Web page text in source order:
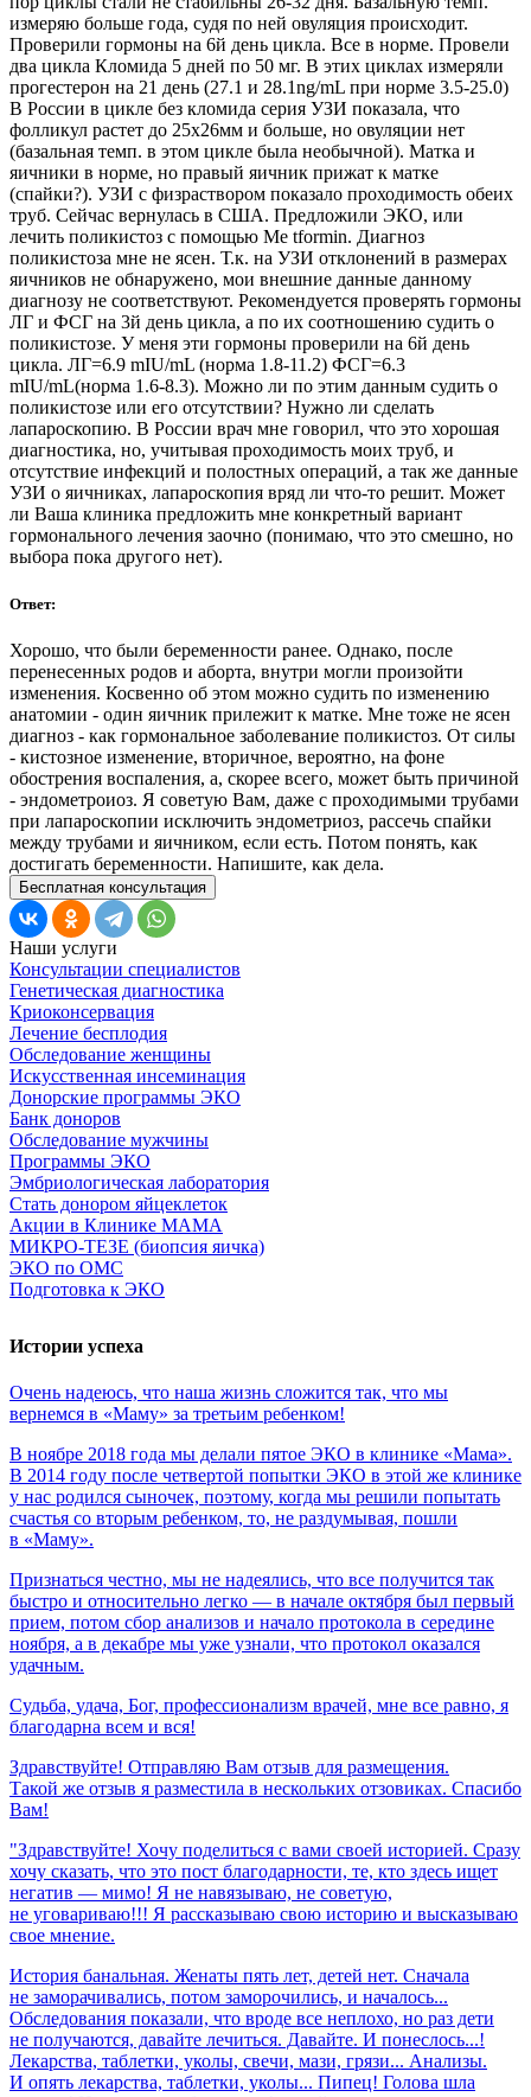
измеряю больше года, судя по ней овуляция происходит.
Проверили гормоны на 6й день цикла. Все в норме. Провели
два цикла Кломида 5 дней по 50 мг. В этих циклах измеряли
прогестерон на 21 день (27.1 и 28.1ng/mL при норме 3.5-25.0)
В России в цикле без кломида серия УЗИ показала, что
фолликул растет до 25х26мм и больше, но овуляции нет
(базальная темп. в этом цикле была необычной). Матка и
яичники в норме, но правый яичник прижат к матке
(спайки?). УЗИ с физраствором показало проходимость обеих
труб. Сейчас вернулась в США. Предложили ЭКО, или
лечить поликистоз с помощью Me tformin. Диагноз
поликистоза мне не ясен. Т.к. на УЗИ отклонений в размерах
яичников не обнаружено, мои внешние данные данному
диагнозу не соответствуют. Рекомендуется проверять гормоны
ЛГ и ФСГ на 3й день цикла, а по их соотношению судить о
поликистозе. У меня эти гормоны проверили на 6й день
цикла. ЛГ=6.9 mIU/mL (норма 1.8-11.2) ФСГ=6.3
mIU/mL(норма 1.6-8.3). Можно ли по этим данным судить о
поликистозе или его отсутствии? Нужно ли сделать
лапароскопию. В России врач мне говорил, что это хорошая
диагностика, но, учитывая проходимость моих труб, и
отсутствие инфекций и полостных операций, а так же данные
УЗИ о яичниках, лапароскопия вряд ли что-то решит. Может
ли Ваша клиника предложить мне конкретный вариант
гормонального лечения заочно (понимаю, что это смешно, но
выбора пока другого нет).
Ответ:
Хорошо, что были беременности ранее. Однако, после
перенесенных родов и аборта, внутри могли произойти
изменения. Косвенно об этом можно судить по изменению
анатомии - один яичник прилежит к матке. Мне тоже не ясен
диагноз - как гормональное заболевание поликистоз. От силы
- кистозное изменение, вторичное, вероятно, на фоне
обострения воспаления, а, скорее всего, может быть причиной
- эндометроиоз. Я советую Вам, даже с проходимыми трубами
при лапароскопии исключить эндометриоз, рассечь спайки
между трубами и яичником, если есть. Потом понять, как
достигать беременности. Напишите, как дела.
Бесплатная консультация
Наши услуги
Консультации специалистов
Генетическая диагностика
Криоконсервация
Лечение бесплодия
Обследование женщины
Искусственная инсеминация
Донорские программы ЭКО
Банк доноров
Обследование мужчины
Программы ЭКО
Эмбриологическая лаборатория
Стать донором яйцеклеток
Акции в Клинике МАМА
МИКРО-ТЕЗЕ (биопсия яичка)
ЭКО по ОМС
Подготовка к ЭКО
Истории успеха
Очень надеюсь, что наша жизнь сложится так, что мы
вернемся в «Маму» за третьим ребенком!
В ноябре 2018 года мы делали пятое ЭКО в клинике «Мама».
В 2014 году после четвертой попытки ЭКО в этой же клинике
у нас родился сыночек, поэтому, когда мы решили попытать
счастья со вторым ребенком, то, не раздумывая, пошли
в «Маму».
Признаться честно, мы не надеялись, что все получится так
быстро и относительно легко — в начале октября был первый
прием, потом сбор анализов и начало протокола в середине
ноября, а в декабре мы уже узнали, что протокол оказался
удачным.
Судьба, удача, Бог, профессионализм врачей, мне все равно, я
благодарна всем и вся!
Здравствуйте! Отправляю Вам отзыв для размещения.
Такой же отзыв я разместила в нескольких отзовиках. Спасибо
Вам!
"Здравствуйте! Хочу поделиться с вами своей историей. Сразу
хочу сказать, что это пост благодарности, те, кто здесь ищет
негатив — мимо! Я не навязываю, не советую,
не уговариваю!!! Я рассказываю свою историю и высказываю
свое мнение.
История банальная. Женаты пять лет, детей нет. Сначала
не заморачивались, потом заморочились, и началось...
Обследования показали, что вроде все неплохо, но раз дети
не получаются, давайте лечиться. Давайте. И понеслось...!
Лекарства, таблетки, уколы, свечи, мази, грязи... Анализы.
И опять лекарства, таблетки, уколы... Пипец! Голова шла